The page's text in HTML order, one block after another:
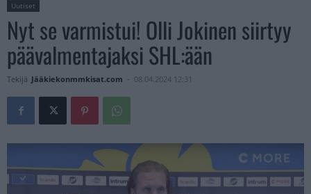
Uutiset
Nyt se varmistui! Olli Jokinen siirtyy
päävalmentajaksi SHL:ään
Tekijä Jääkiekonmmkisat.com - 08.04.2024 12:31